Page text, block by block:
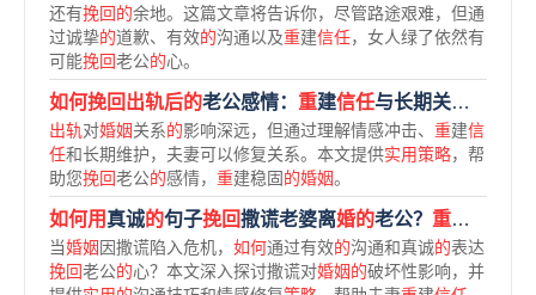
还有挽回的余地。这篇文章将告诉你，尽管路途艰难，但通
过诚挚的道歉、有效的沟通以及重建信任，女人绿了依然有
可能挽回老公的心。
如何挽回出轨后的老公感情： 重建信任与长期关系维护指南
出轨对婚姻关系的影响深远，但通过理解情感冲击、 重建信
任和长期维护，夫妻可以修复关系。本文提供实用策略，帮
助您挽回老公的感情， 重建稳固的婚姻。
如何用 真诚的句子挽回撒谎老婆离婚的老公？ 重建
当婚姻 因撒谎陷入危机， 如何通过有效的沟通和真诚的表达
挽回老公的心？本文深入探讨撒谎对婚姻的破坏性影响，并